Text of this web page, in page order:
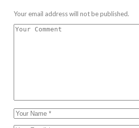
Your email address will not be published.